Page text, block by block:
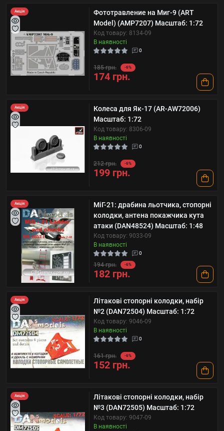
Акція
Фототравление на Миг-9 (ART
Model) (AMP7207) Масштаб: 1:72
Код товару: 8134-09
В наявності
0
185 грн. -6%
174 грн.
Акція
Колеса для Як-17 (AR-AW72006)
Масштаб: 1:72
Код товару: 8306-09
В наявності
0
212 грн. -6%
199 грн.
Акція
МіГ-21: драбина льотчика, стопорні
колодки, антена покажчика кута
атаки (DAN48524) Масштаб: 1:48
Код товару: 9033-09
В наявності
0
194 грн. -6%
182 грн.
Акція
Літакові стопорні колодки, набір
№2 (DAN72504) Масштаб: 1:72
Код товару: 9046-09
В наявності
0
161 грн. -6%
152 грн.
Акція
Літакові стопорні колодки, набір
№3 (DAN72505) Масштаб: 1:72
Код товару: 9047-09
В наявності